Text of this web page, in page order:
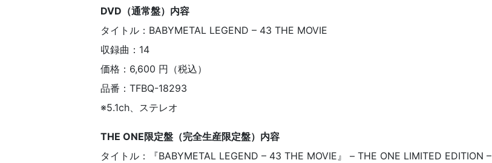
DVD（通常盤）内容
タイトル：BABYMETAL LEGEND – 43 THE MOVIE
収録曲：14
価格：6,600 円（税込）
品番：TFBQ-18293
※5.1ch、ステレオ
THE ONE限定盤（完全生産限定盤）内容
タイトル：『BABYMETAL LEGEND – 43 THE MOVIE』 – THE ONE LIMITED EDITION –